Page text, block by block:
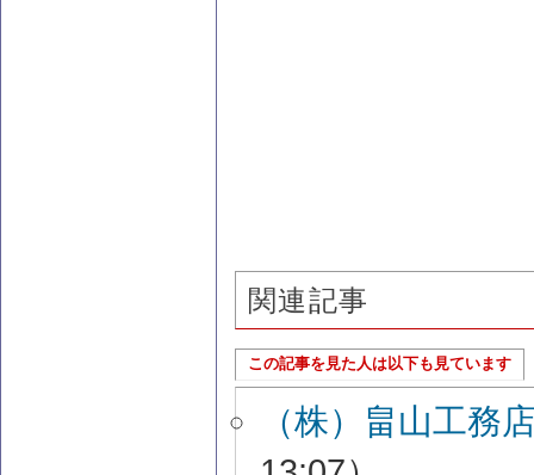
関連記事
この記事を見た人は以下も見ています
（株）畠山工務